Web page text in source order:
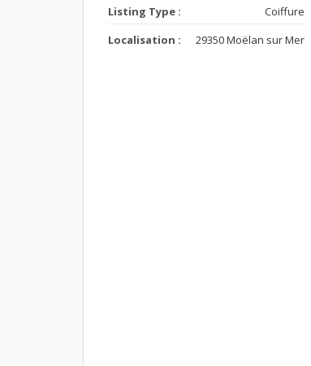
Listing Type :
Coiffure
Localisation :
29350 Moëlan sur Mer